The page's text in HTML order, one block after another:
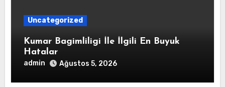
Uncategorized
Kumar Bagimliligi İle İlgili En Buyuk
Hatalar
admin Ağustos 5, 2026